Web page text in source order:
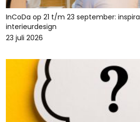
InCoDa op 21 t/m 23 september:
interieurdesign
23 juli 2026